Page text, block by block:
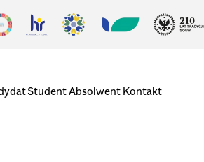
StudentAbsolwent Kontakt